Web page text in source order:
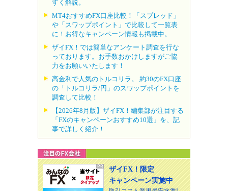
すく解説。
MT4おすすめFX口座比較！「スプレッド」
や「スワップポイント」で比較して一覧表
に！お得なキャンペーン情報も掲載中。
ザイFX！では簡単なアンケート調査を行な
っております。お手数おかけしますがご協
力をお願いいたします！
高金利で人気のトルコリラ。 約30のFX口座
の「トルコリラ/円」のスワップポイントを
調査して比較！
【2026年8月版】ザイFX！編集部が注目する
「FXのキャンペーンおすすめ10選」を、記
事で詳しく紹介！
ザイFX！限定
キャンペーン実施中